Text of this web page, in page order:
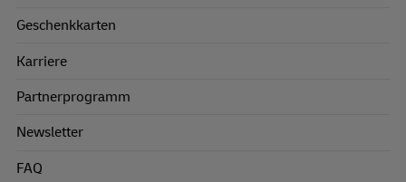
Geschenkkarten
Karriere
Partnerprogramm
Newsletter
FAQ